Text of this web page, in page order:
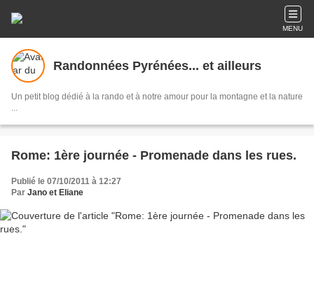
MENU
Randonnées Pyrénées... et ailleurs
Un petit blog dédié à la rando et à notre amour pour la montagne et la nature
...
Rome: 1ère journée - Promenade dans les rues.
Publié le 07/10/2011 à 12:27
Par Jano et Eliane